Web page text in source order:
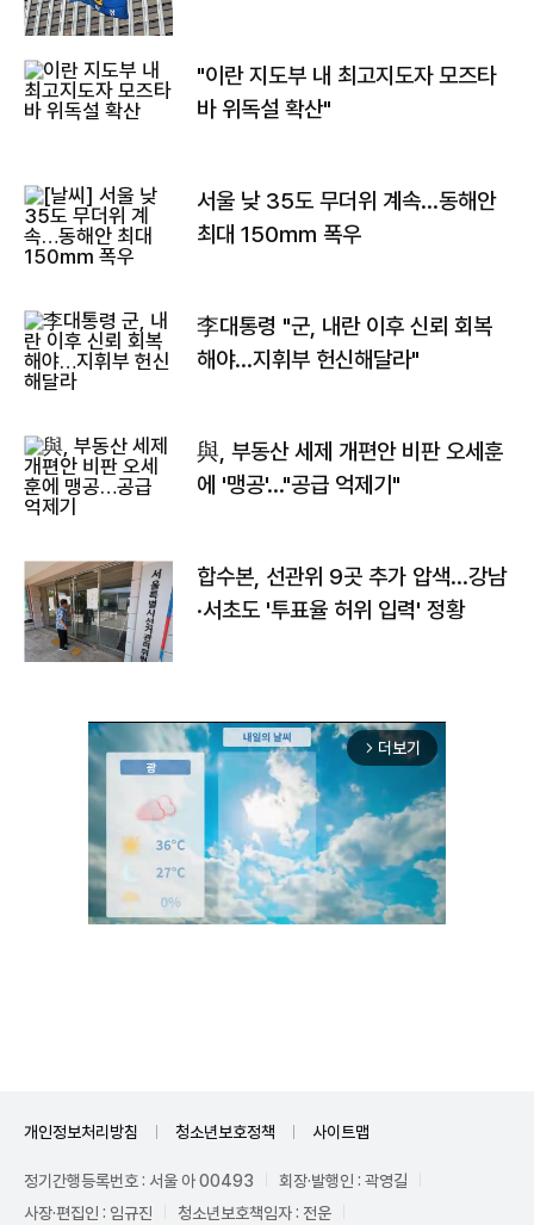
"이란 지도부 내 최고지도자 모즈타
바 위독설 확산"
서울 낮 35도 무더위 계속…동해안
최대 150㎜ 폭우
李대통령 "군, 내란 이후 신뢰 회복
해야…지휘부 헌신해달라"
與, 부동산 세제 개편안 비판 오세훈
에 '맹공'…"공급 억제기"
합수본, 선관위 9곳 추가 압색…강남
·서초도 '투표율 허위 입력' 정황
arrow_forward_ios 더보기
개인정보처리방침 청소년보호정책 사이트맵
정기간행등록번호 : 서울 아 00493
회장·발행인 : 곽영길
사장·편집인 : 임규진
청소년보호책임자 : 전운